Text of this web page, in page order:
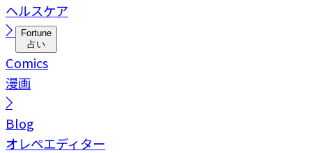
ヘルスケア
Fortune
占い
Comics
漫画
Blog
オレペエディター